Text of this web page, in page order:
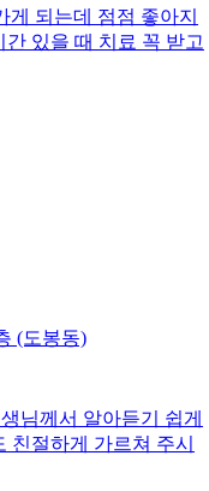
되는데 점점 좋아지
있을 때 치료 꼭 받고
(도봉동)
님께서 알아듣기 쉽게
친절하게 가르쳐 주시